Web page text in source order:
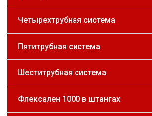
Четырехтрубная система
Пятитрубная система
Шеститрубная система
Флексален 1000 в штангах